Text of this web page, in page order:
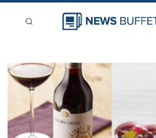
新聞稿分類
登入
刊登